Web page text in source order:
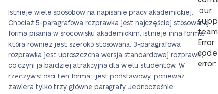
our
Error
code
error:
Istnieje wiele sposobów na napisanie pracy akademickiej.
Chociaż 5-paragrafowa rozprawka jest najczęściej stosowaną
formą pisania w środowisku akademickim, istnieje inna forma,
która również jest szeroko stosowana. 3-paragrafowa
rozprawka jest uproszczoną wersją standardowej rozprawki,
co czyni ją bardziej atrakcyjną dla wielu studentów. W
rzeczywistości ten format jest podstawowy, ponieważ
zawiera tylko trzy główne paragrafy. Jednocześnie